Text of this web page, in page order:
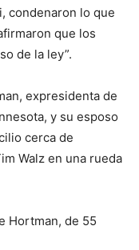
condenaron lo que
que los
de la ley”.
expresidenta de
y su esposo
cerca de
Walz en una rueda
Hortman, de 55